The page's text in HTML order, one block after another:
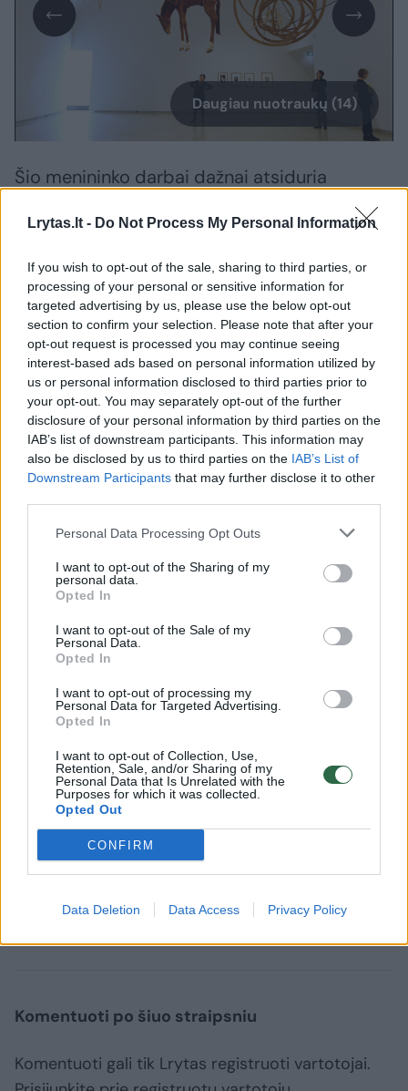
Lrytas.lt - Do Not Process My Personal Information
If you wish to opt-out of the sale, sharing to third parties, or
processing of your personal or sensitive information for
targeted advertising by us, please use the below opt-out
section to confirm your selection. Please note that after your
opt-out request is processed you may continue seeing
interest-based ads based on personal information utilized by
us or personal information disclosed to third parties prior to
your opt-out. You may separately opt-out of the further
disclosure of your personal information by third parties on the
IAB’s list of downstream participants. This information may
also be disclosed by us to third parties on the IAB’s List of
Downstream Participants that may further disclose it to other
Personal Data Processing Opt Outs
I want to opt-out of the Sharing of my
personal data.
Opted In
I want to opt-out of the Sale of my
Personal Data.
Opted In
I want to opt-out of processing my
Personal Data for Targeted Advertising.
Opted In
I want to opt-out of Collection, Use,
Retention, Sale, and/or Sharing of my
Personal Data that Is Unrelated with the
Purposes for which it was collected.
Opted Out
CONFIRM
Data Deletion Data Access Privacy Policy
Daugiau nuotraukų (14)
Šio menininko darbai dažnai atsiduria
skandalo centre. Pavyzdžiui, 2000 metais jo
„Devintoji valanda“ sukėlė Lenkijos
visuomenės nepasitenkinimą – skulptūra
vaizduoja meteorito prislėgtą popiežių Joną
Paulių II. Pažiūrėkite į skandalingiausius
M.Kattelano kūrinius.
Parengė Milda Augulytė
Komentuoti po šiuo straipsniu
Komentuoti gali tik Lrytas registruoti vartotojai.